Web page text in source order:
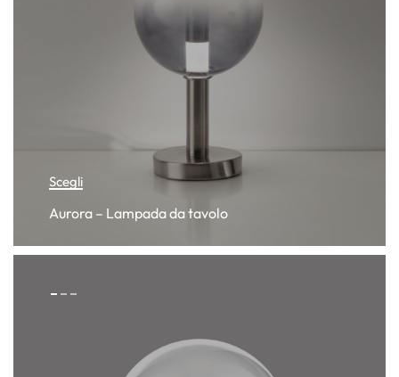
Scegli
Aurora – Lampada da tavolo